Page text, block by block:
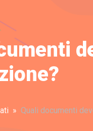
Quali documenti